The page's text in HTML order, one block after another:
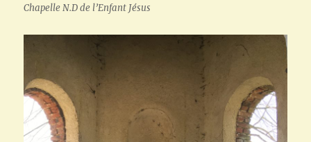
Chapelle N.D de l’Enfant Jésus